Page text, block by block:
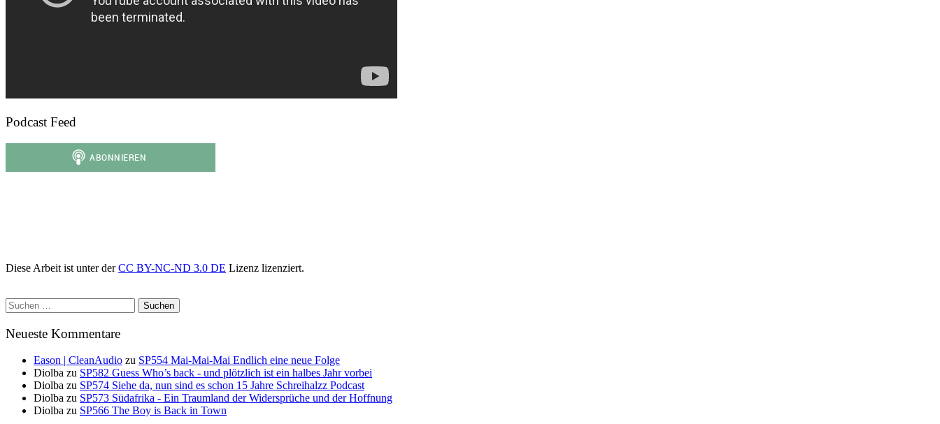
Podcast Feed
Diese Arbeit ist unter derCC BY-NC-ND 3.0 DE Lizenz lizenziert.
Suchen
nach:
Neueste Kommentare
Eason | CleanAudio zu SP554 Mai-Mai-Mai Endlich eine neue Folge
Diolba zu SP582 Guess Who’s back - und plötzlich ist ein halbes Jahr vorbei
Diolba zu SP574 Siehe da, nun sind es schon 15 Jahre Schreihalzz Podcast
Diolba zu SP573 Südafrika - Ein Traumland der Widersprüche und der Hoffnung
Diolba zu SP566 The Boy is Back in Town